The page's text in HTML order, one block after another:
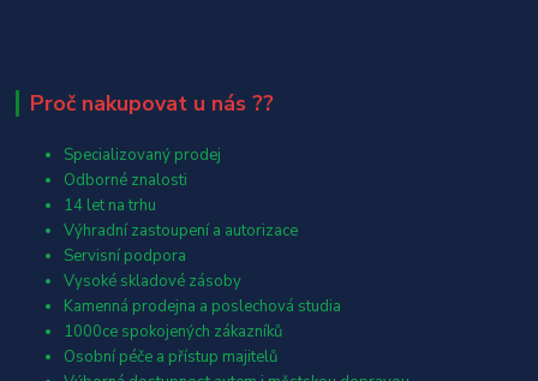
Proč nakupovat u nás ??
Specializovaný prodej
Odborné znalosti
14 let na trhu
Výhradní zastoupení a autorizace
Servisní podpora
Vysoké skladové zásoby
Kamenná prodejna a poslechová studia
1000ce spokojených zákazníků
Osobní péče a přístup majitelů